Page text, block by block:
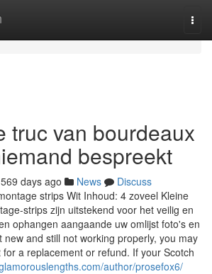
truc van bourdeaux
bespreekt
569 days ago News
Discuss
strips Wit Inhoud: 4 zoveel Kleine
strips zijn uitstekend voor het veilig en
ophangen aangaande uw omlijst foto's en
new and still not working properly, you may
a replacement or refund. If your Scotch
author/prosefox6/